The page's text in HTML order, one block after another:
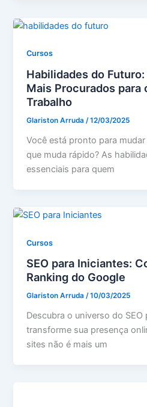
Cursos
Habilidades do
Mais Procurados para
Trabalho
Glariston Arruda/12/03/2025
Você está pronto para
que muda rápido? As
essenciais para quem
Cursos
SEO para Iniciantes:
Ranking do Google
Glariston Arruda/10/03/2025
Descubra o universo do SEO
transforme sua presença
sites não é mais um